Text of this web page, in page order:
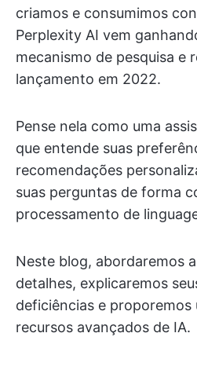
criamos e consumimos
Perplexity AI vem
mecanismo de pesquisa e
lançamento em 2022.
Pense nela como uma
que entende suas
recomendações
suas perguntas de forma
processamento de
Neste blog, abordaremos
detalhes, explicaremos
deficiências e
recursos avançados de IA.